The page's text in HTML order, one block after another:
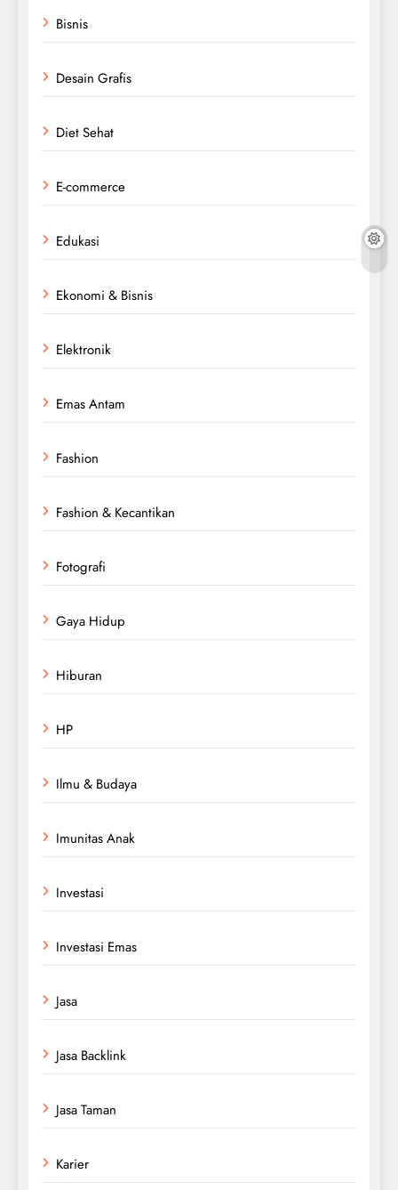
Bisnis
Desain Grafis
Diet Sehat
E-commerce
Edukasi
Ekonomi & Bisnis
Elektronik
Emas Antam
Fashion
Fashion & Kecantikan
Fotografi
Gaya Hidup
Hiburan
HP
Ilmu & Budaya
Imunitas Anak
Investasi
Investasi Emas
Jasa
Jasa Backlink
Jasa Taman
Karier